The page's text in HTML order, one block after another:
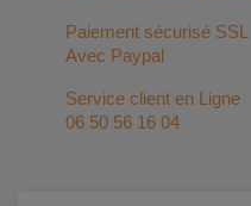
Paiement sécurisé SSL
Avec Paypal
Service client en Ligne
06 50 56 16 04